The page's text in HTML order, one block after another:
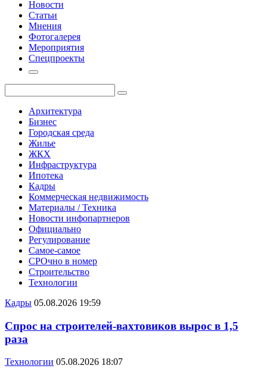
Новости
Статьи
Мнения
Фотогалерея
Мероприятия
Спецпроекты
Архитектура
Бизнес
Городская среда
Жилье
ЖКХ
Инфраструктура
Ипотека
Кадры
Коммерческая недвижимость
Материалы / Техника
Новости инфопартнеров
Официально
Регулирование
Самое-самое
СРОчно в номер
Строительство
Технологии
Кадры 05.08.2026 19:59
Спрос на строителей-вахтовиков вырос в 1,5
раза
Технологии 05.08.2026 18:07